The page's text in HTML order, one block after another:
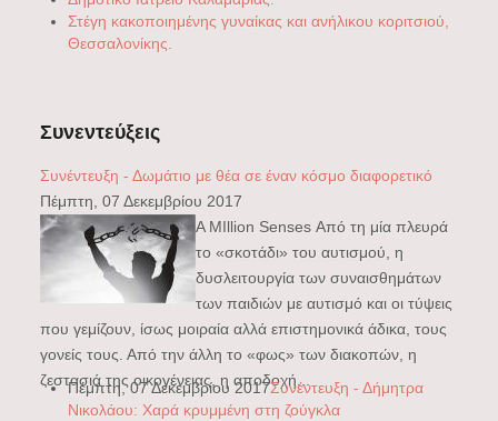
Στέγη κακοποιημένης γυναίκας και ανήλικου κοριτσιού,
Θεσσαλονίκης.
Συνεντεύξεις
Συνέντευξη - Δωμάτιο με θέα σε έναν κόσμο διαφορετικό
Πέμπτη, 07 Δεκεμβρίου 2017
A MIllion Senses Από τη μία πλευρά
το «σκοτάδι» του αυτισμού, η
δυσλειτουργία των συναισθημάτων
των παιδιών με αυτισμό και οι τύψεις
που γεμίζουν, ίσως μοιραία αλλά επιστημονικά άδικα, τους
γονείς τους. Από την άλλη το «φως» των διακοπών, η
ζεστασιά της οικογένειας, η αποδοχή...
Πέμπτη, 07 Δεκεμβρίου 2017Συνέντευξη - Δήμητρα
Νικολάου: Χαρά κρυμμένη στη ζούγκλα